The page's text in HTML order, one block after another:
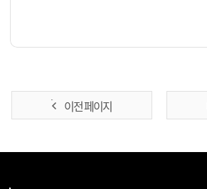
이전 페이지